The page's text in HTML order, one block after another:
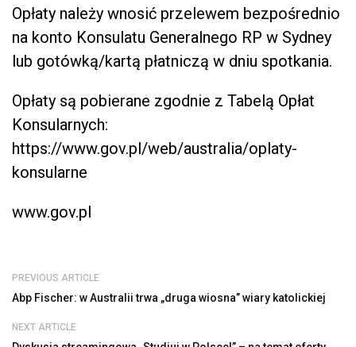
Opłaty należy wnosić przelewem bezpośrednio
na konto Konsulatu Generalnego RP w Sydney
lub gotówką/kartą płatniczą w dniu spotkania.
Opłaty są pobierane zgodnie z Tabelą Opłat
Konsularnych:
https://www.gov.pl/web/australia/oplaty-
konsularne
www.gov.pl
PREVIOUS ARTICLE
Abp Fischer: w Australii trwa „druga wiosna” wiary katolickiej
NEXT ARTICLE